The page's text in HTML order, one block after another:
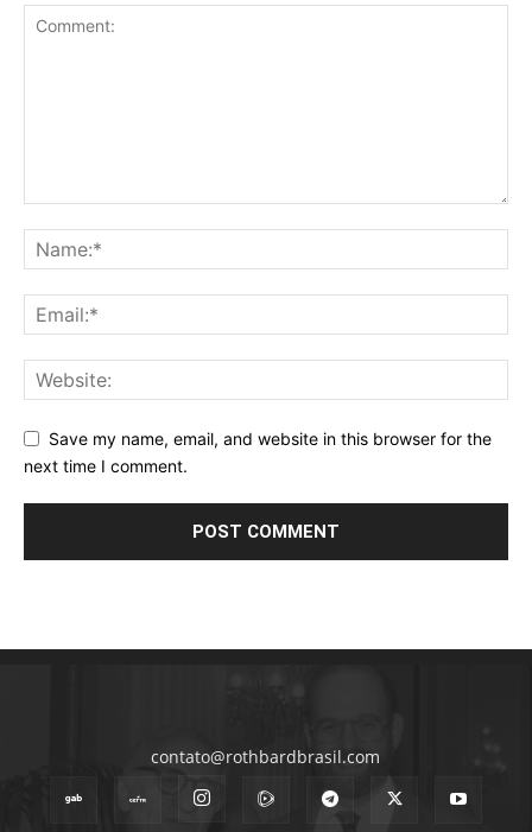
Save my name, email, and website in this browser for the
next time I comment.
contato@rothbardbrasil.com